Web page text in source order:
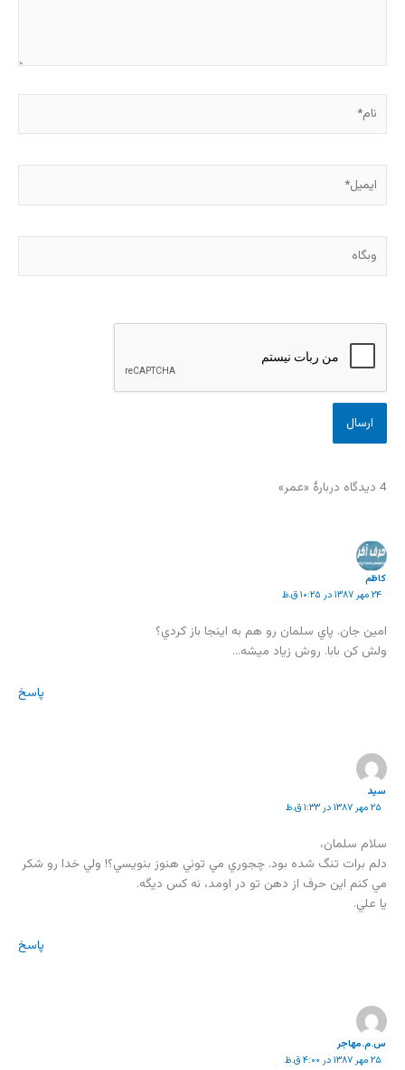
وبگاه
4 دیدگاه دربارهٔ «عمر»
كاظم
۲۴ مهر ۱۳۸۷ در ۱۰:۲۵ ق.ظ
امين جان. پاي سلمان رو هم به اينجا باز كردي؟
ولش كن بابا. روش زياد ميشه…
پاسخ
سيد
۲۵ مهر ۱۳۸۷ در ۱:۳۳ ق.ظ
سلام سلمان،
دلم برات تنگ شده بود. چجوري مي توني هنوز بنويسي؟! ولي خدا رو شكر
مي كنم اين حرف از دهن تو در اومد، نه كس ديگه.
يا علي.
پاسخ
س.م.مهاجر
۲۵ مهر ۱۳۸۷ در ۴:۰۰ ق.ظ